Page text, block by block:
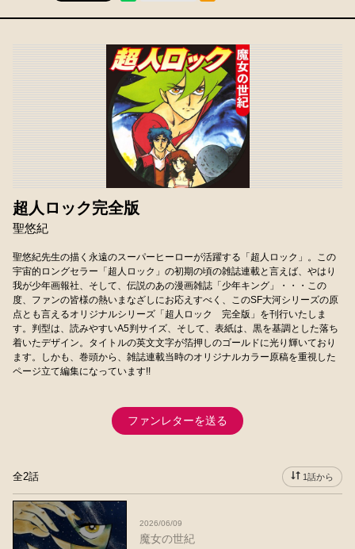
超人ロック完全版
聖悠紀
聖悠紀先生の描く永遠のスーパーヒーローが活躍する「超人ロック」。この
宇宙的ロングセラー「超人ロック」の初期の頃の雑誌連載と言えば、やはり
我が少年画報社、そして、伝説のあの漫画雑誌「少年キング」・・・この
度、ファンの皆様の熱いまなざしにお応えすべく、このSF大河シリーズの原
点とも言えるオリジナルシリーズ「超人ロック 完全版」を刊行いたしま
す。判型は、読みやすいA5判サイズ、そして、表紙は、黒を基調とした落ち
着いたデザイン。タイトルの英文文字が箔押しのゴールドに光り輝いており
ます。しかも、巻頭から、雑誌連載当時のオリジナルカラー原稿を重視した
ページ立て編集になっています!!
ファンレターを送る
全2話 1話から
2026/06/09
魔女の世紀